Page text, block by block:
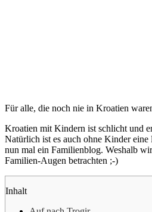
Für alle, die noch nie in Kroatien
Kroatien mit Kindern ist schlicht und
Natürlich ist es auch ohne Kinder eine
nun mal ein Familienblog. Weshalb
Familien-Augen betrachten ;-)
Inhalt